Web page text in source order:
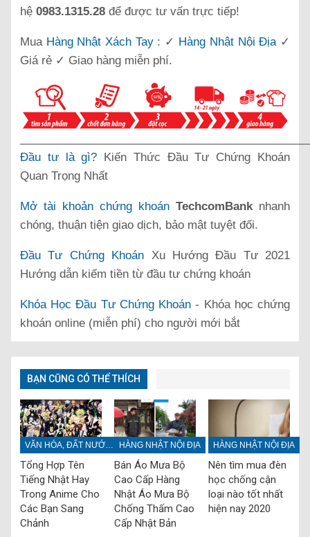
hệ 0983.1315.28 để được tư vấn trực tiếp!
Mua Hàng Nhật Xách Tay: ✓ Hàng Nhật Nội Địa ✓
Giá rẻ ✓ Giao hàng miễn phí.
Đầu tư là gì? Kiến Thức Đầu Tư Chứng Khoán
Quan Trọng Nhất
Mở tài khoản chứng khoán TechcomBank nhanh
chóng, thuận tiện giao dịch, bảo mật tuyệt đối.
Đầu Tư Chứng Khoán Xu Hướng Đầu Tư 2021
Hướng dẫn kiếm tiền từ đầu tư chứng khoán
Khóa Học Đầu Tư Chứng Khoán - Khóa học chứng
khoán online (miễn phí) cho người mới bắt
BẠN CŨNG CÓ THỂ THÍCH
VĂN HÓA, ĐẤT NƯỚC, CON NGƯỜI NHẬT BẢN
Tổng Hợp Tên
Tiếng Nhật Hay
Trong Anime Cho
Các Bạn Sang
Chảnh
HÀNG NHẬT NỘI ĐỊA
Bán Áo Mưa Bộ
Cao Cấp Hàng
Nhật Áo Mưa Bộ
Chống Thấm Cao
Cấp Nhật Bản
HÀNG NHẬT NỘI ĐỊA
Nên tìm mua đèn
học chống cận
loại nào tốt nhất
hiện nay 2020